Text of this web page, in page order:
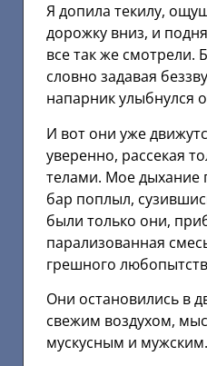
Я допила текилу,
дорожку вниз, и
все так же смотрели.
словно задавая
напарник улыбнулся
И вот они уже
уверенно, рассекая
телами. Мое дыхание
бар поплыл,
были только они,
парализованная
грешного
Они остановились в
свежим воздухом,
мускусным и мужским.